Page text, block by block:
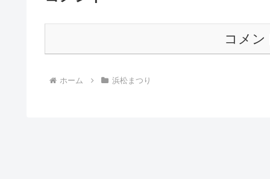
コメン
ホーム 浜松まつり